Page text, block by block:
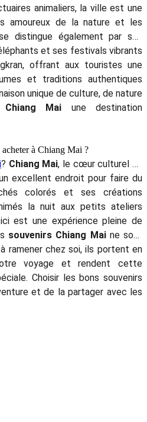
animaliers, la ville est une
amoureux de la nature et les
distingue également par ses
et ses festivals vibrants
offrant aux touristes une
et traditions authentiques
unique de culture, de nature
Chiang Mai une destination
à Chiang Mai ?
? Chiang Mai, le cœur culturel du
excellent endroit pour faire du
colorés et ses créations
la nuit aux petits ateliers
est une expérience pleine de
souvenirs Chiang Maine sont
ramener chez soi, ils portent en
voyage et rendent cette
Choisir les bons souvenirs
et de la partager avec les